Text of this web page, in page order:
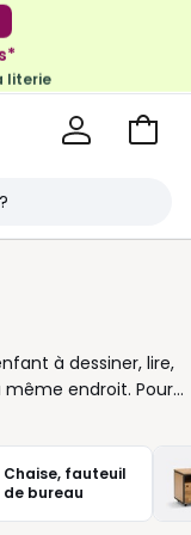
Voir
à dessiner, lire,
même endroit. Pour
modèles adaptés
bureau avec
structuré pour
intégrées :
cahiers et livres à
Chaise, fauteuil
de bureau